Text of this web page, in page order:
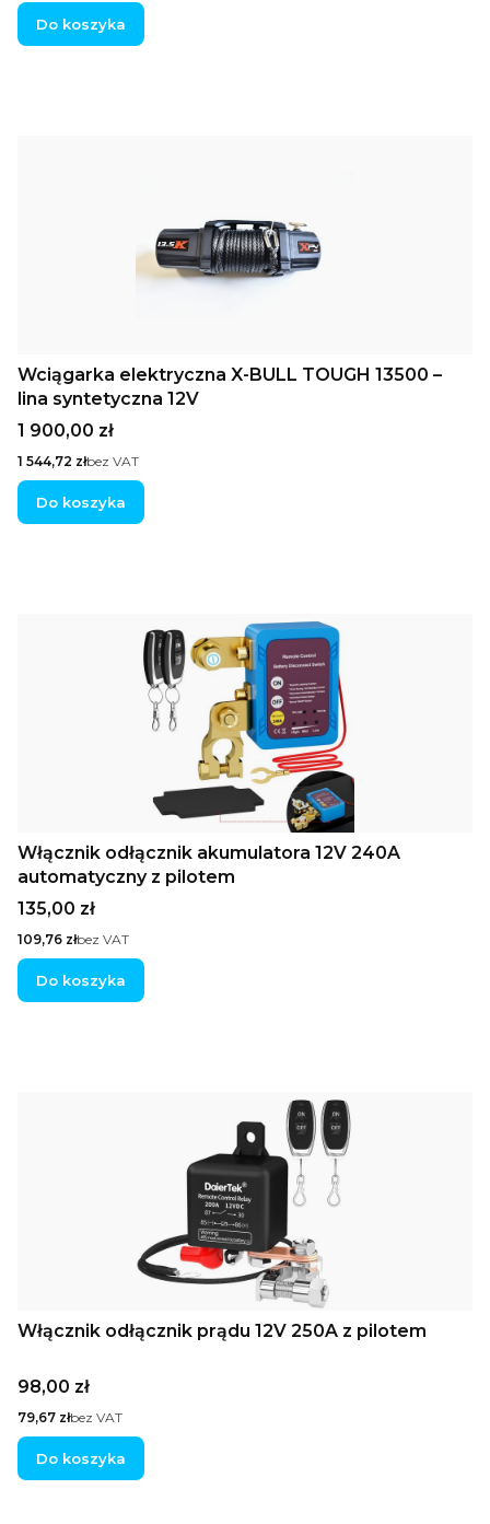
Do koszyka
Wciągarka elektryczna X-BULL TOUGH 13500 –
lina syntetyczna 12V
Cena
1 900,00 zł
Cena
1 544,72 złbez VAT
Do koszyka
Włącznik odłącznik akumulatora 12V 240A
automatyczny z pilotem
Cena
135,00 zł
Cena
109,76 złbez VAT
Do koszyka
Włącznik odłącznik prądu 12V 250A z pilotem
Cena
98,00 zł
Cena
79,67 złbez VAT
Do koszyka